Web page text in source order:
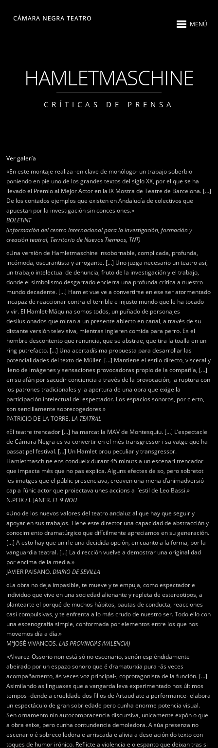
MENÚ
HAMLETMASCHINE
CRÍTICAS DE PRENSA
Ver galería
«En este montaje realiza -en clave de monólogo- un trabajo soberbio
poniendo en pie uno de los grandes textos del siglo XX, por el que se ha
llevado el Premio al Mejor Actor en la IX Mostra de Teatre de Barcelona. […]
De los contados ejemplos que existen en Andalucía de colectivos que
apuestan por la investigación sin concesiones.»
BOLETINT
(Información del centro internacional para la investigación, formación y
creación teatral, Territorio de Nuevos Tiempos, TNT)
«Una versión de Hamletmaschine insobornable, complicada, profunda,
incómoda, oscurantista y arrogante. […] Uno juzga necesario un teatro así,
un trabajo intelectual de denuncia, fruto de la investigación y el trabajo,
donde el simbolismo desgarrado encierra una profunda crítica a nuestro
mundo decadente. […] Hamlet vuelve a convertirse en ese ser atormentado
incapaz de reaccionar contra el terrible e injusto mundo que le ha tocado
vivir. El Hamlet-Máquina somos todos, un puñado de personajes
desilusionados que miran a un presente abierto en canal, a través de su
distante versión televisiva, mientras ingieren comida para perro. Es el
hombre descontento que renuncia, que se abstrae, que tira la toalla en un
ring putrefacto. […] Una acertadísima propuesta para desarrollar las
potencialidades del texto de Müller. […] Mantiene el estilo directo, visceral y
lleno de imágenes y sensaciones provocadoras propio de la compañía, […]
en su afán por sacudir conciencia a través de la provocación, la ruptura con
los patrones tradicionales y la apertura de una obra que exige la
participación intelectual del espectador. Los espacios sonoros, por cierto,
son sencillamente sobrecogedores.»
PATRICIO DE LA TORRE.LA TEATRAL
«El teatre trencador […] ha marcat la MAV de Montesquiu. […] L’espectacle
de Cámara Negra es va convertir en el més transgressor i salvatge que ha
passat pel festival. […] Un Hamlet prou peculiar y transgressor.
Hamletmaschine ens condueix durant 45 minuts a un escenari trencador
que impacta més que no pas explica. Alguns efectes de so, pero sobretot
les imatges que el públic presenciava, creaven una mena d’animadversió
cap a l’únic actor que proiectava unes accions a l’estil de Leo Bassi.»
N.PEIX / I. JANER.EL 9 NOU
«Uno de los nuevos valores del teatro andaluz al que hay que seguir y
apoyar en sus trabajos. Tiene este director una capacidad de abstracción y
conocimiento dramatúrgico que difícilmente apreciamos en su generación.
[…] A esto hay que unirle una decidida opción, en cuanto a la forma, por la
vanguardia teatral. […] La dirección vuelve a demostrar una originalidad
por encima de la media.»
JAVIER PAISANO.DIARIO DE SEVILLA
«La obra no deja impasible, te mueve y te empuja, como espectador e
individuo que vive en una sociedad alienante y repleta de estereotipos, a
plantearte el porqué de muchos hábitos, pautas de conducta, reacciones
casi compulsivas, y te enfrenta a lo más crudo de nuestro ser. Todo ello con
una escenografía simple, conformada por elementos entre los que nos
movemos día a día.»
MªJOSÉ VIVANCOS.LAS PROVINCIAS (VALENCIA)
«Alvarez-Ossorio non está só no escenario, senón espléndidamente
abeirado por un espazo sonoro que é dramaturxia pura -ás veces
acompañamento, ás veces voz principal-, coprotagonista de la función. […]
Asimilando as linguaxes que a vangarda leva experimentado nos últimos
tempos -dende a crueldade dos fillos de Artaud ate a performance- elabora
un espectáculo de gran sobriedade pero cunha enorme potencia visual.
Sen ornamento nin autocompracencia discursiva, unicamente expón o que
a obra esixe, pero cunha contundencia demoledora. A súa presenza no
escenario é sobrecolledora e arriscada e alivia a desolación do texto con
toques de humor irónico. Reflicte a violencia e o espanto que deixan tras si